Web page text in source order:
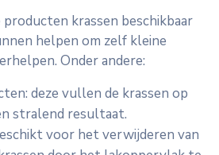
krassen beschikbaar
helpen om zelf kleine
Onder andere:
deze vullen de krassen op
stralend resultaat.
voor het verwijderen van